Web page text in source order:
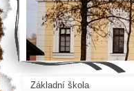
Základní škola